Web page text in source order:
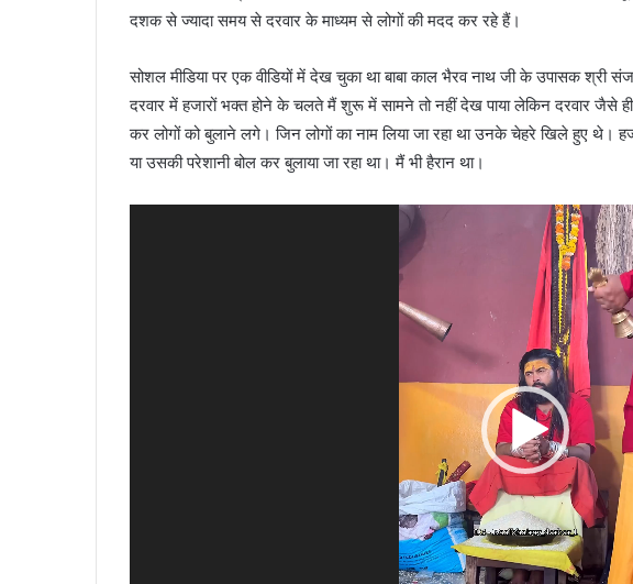
दशक से ज्यादा समय से दरवार के माध्यम से लोगों की मदद कर रहे हैं।
सोशल मीडिया पर एक वीडियों में देख चुका था बाबा काल भैरव नाथ जी के उपासक श्री
दरवार में हजारों भक्त होने के चलते मैं शुरू में सामने तो नहीं देख पाया लेकिन दरवार जैसे
कर लोगों को बुलाने लगे। जिन लोगों का नाम लिया जा रहा था उनके चेहरे खिले हुए थे।
या उसकी परेशानी बोल कर बुलाया जा रहा था। मैं भी हैरान था।